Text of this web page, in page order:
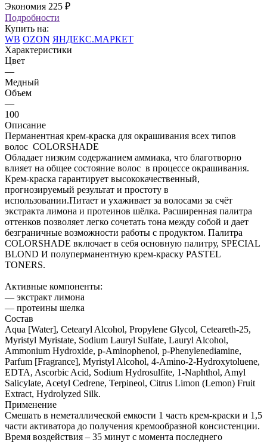
Экономия 225 ₽
Подробности
Купить на:
WB OZON ЯНДЕКС.МАРКЕТ
Характеристики
Цвет
—
Медный
Объем
—
100
Описание
Перманентная крем-краска для окрашивания всех типов
волос COLORSHADE
Обладает низким содержанием аммиака, что благотворно
влияет на общее состояние волос в процессе окрашивания.
Крем-краска гарантирует высококачественный,
прогнозируемый результат и простоту в
использовании.Питает и ухаживает за волосами за счёт
экстракта лимона и протеинов шёлка. Расширенная палитра
оттенков позволяет легко сочетать тона между собой и дает
безграничные возможности работы с продуктом. Палитра
COLORSHADE включает в себя основную палитру, SPECIAL
BLOND И полуперманентную крем-краску PASTEL
TONERS.
Активные компоненты:
— экстракт лимона
— протеины шелка
Состав
Aqua [Water], Cetearyl Alcohol, Propylene Glycol, Ceteareth-25,
Myristyl Myristate, Sodium Lauryl Sulfate, Lauryl Alcohol,
Ammonium Hydroxide, p-Aminophenol, p-Phenylenediamine,
Parfum [Fragrance], Myristyl Alcohol, 4-Amino-2-Hydroxytoluene,
EDTA, Ascorbic Acid, Sodium Hydrosulfite, 1-Naphthol, Amyl
Salicylate, Acetyl Cedrene, Terpineol, Citrus Limon (Lemon) Fruit
Extract, Hydrolyzed Silk.
Применение
Смешать в неметаллической емкости 1 часть крем-краски и 1,5
части активатора до получения кремообразной консистенции.
Время воздействия – 35 минут с момента последнего